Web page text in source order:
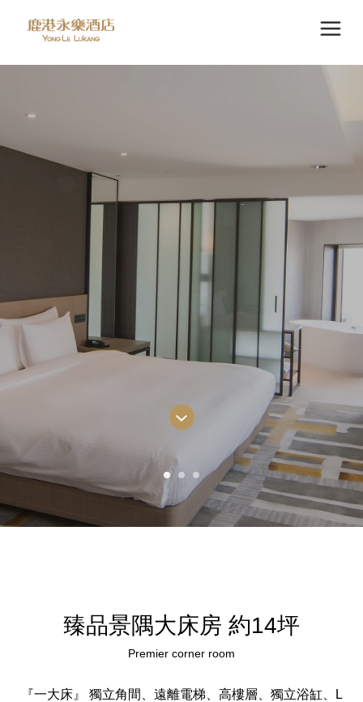
臻品景隅大床房 約14坪
Premier corner room
『一大床』 獨立角間、遠離電梯、高樓層、獨立浴缸、L